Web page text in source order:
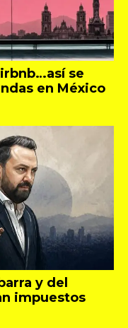
se
en México
y del
impuestos